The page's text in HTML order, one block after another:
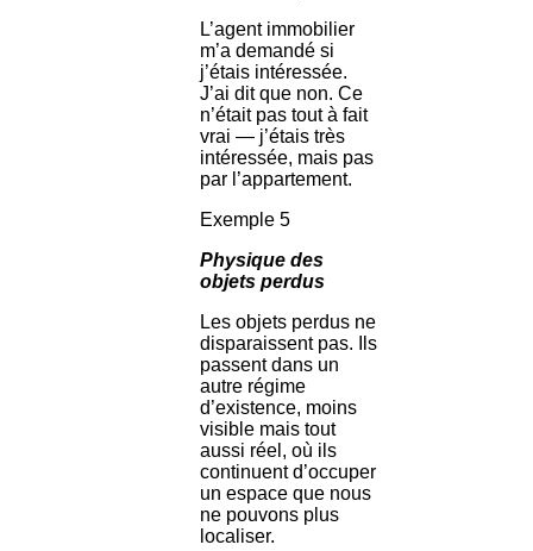
L’agent immobilier
m’a demandé si
j’étais intéressée.
J’ai dit que non. Ce
n’était pas tout à fait
vrai — j’étais très
intéressée, mais pas
par l’appartement.
Exemple 5
Physique des
objets perdus
Les objets perdus ne
disparaissent pas. Ils
passent dans un
autre régime
d’existence, moins
visible mais tout
aussi réel, où ils
continuent d’occuper
un espace que nous
ne pouvons plus
localiser.